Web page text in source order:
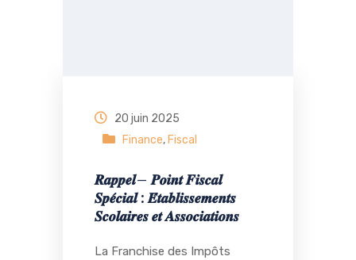
20 juin 2025
Finance, Fiscal
𝑹𝒂𝒑𝒑𝒆𝒍– 𝑷𝒐𝒊𝒏𝒕 𝑭𝒊𝒔𝒄𝒂𝒍
𝑺𝒑𝒆́𝒄𝒊𝒂𝒍 : 𝑬́𝒕𝒂𝒃𝒍𝒊𝒔𝒔𝒆𝒎𝒆𝒏𝒕𝒔
𝑺𝒄𝒐𝒍𝒂𝒊𝒓𝒆𝒔 𝒆𝒕 𝑨𝒔𝒔𝒐𝒄𝒊𝒂𝒕𝒊𝒐𝒏𝒔
La Franchise des Impôts